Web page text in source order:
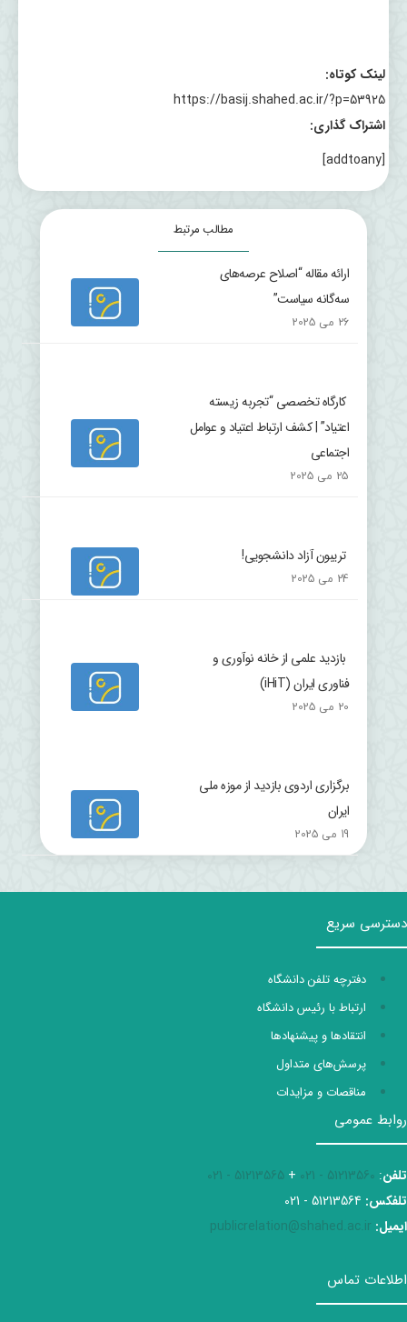
لینک کوتاه:
https://basij.shahed.ac.ir/?p=53925
اشتراک گذاری:
[addtoany]
مطالب مرتبط
ارائه مقاله “اصلاح عرصه‌های
سه‌گانه سیاست”
26 می 2025
کارگاه تخصصی “تجربه زیسته
اعتیاد” | کشف ارتباط اعتیاد و عوامل
اجتماعی
25 می 2025
تریبون آزاد دانشجویی!
24 می 2025
بازدید علمی از خانه نوآوری و
فناوری ایران (iHiT)
20 می 2025
برگزاری اردوی بازدید از موزه ملی
ایران
19 می 2025
دسترسی سریع
دفترچه تلفن دانشگاه
ارتباط با رئیس دانشگاه
انتقادها و پیشنهادها
پرسش‌های متداول
مناقصات و مزایدات
روابط عمومی
تلفن:
51213560 - 021
+
51213565 - 021
تلفکس:
ایمیل: publicrelation@shahed.ac.ir
اطلاعات تماس